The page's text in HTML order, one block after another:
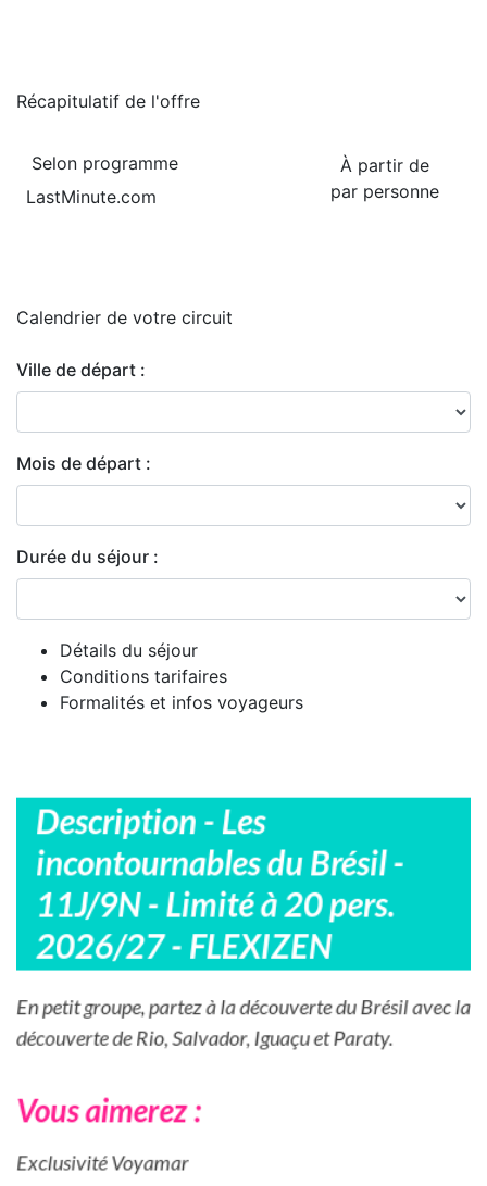
Récapitulatif de l'offre
À partir de
par personne
Selon programme
LastMinute.com
Calendrier de votre circuit
Ville de départ :
Mois de départ :
Durée du séjour :
Détails du séjour
Conditions tarifaires
Formalités et infos voyageurs